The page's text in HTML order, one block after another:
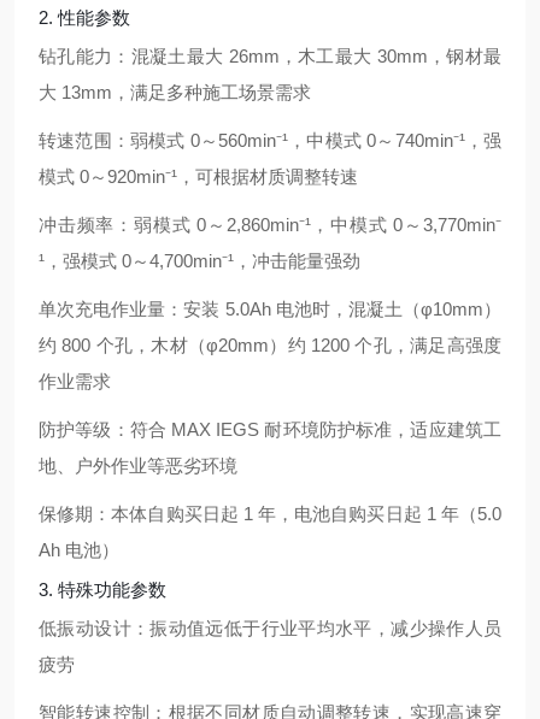
2. 性能参数
钻孔能力：混凝土最大 26mm，木工最大 30mm，钢材最
大 13mm，满足多种施工场景需求
转速范围：弱模式 0～560min⁻¹，中模式 0～740min⁻¹，强
模式 0～920min⁻¹，可根据材质调整转速
冲击频率：弱模式 0～2,860min⁻¹，中模式 0～3,770min⁻
¹，强模式 0～4,700min⁻¹，冲击能量强劲
单次充电作业量：安装 5.0Ah 电池时，混凝土（φ10mm）
约 800 个孔，木材（φ20mm）约 1200 个孔，满足高强度
作业需求
防护等级：符合 MAX IEGS 耐环境防护标准，适应建筑工
地、户外作业等恶劣环境
保修期：本体自购买日起 1 年，电池自购买日起 1 年（5.0
Ah 电池）
3. 特殊功能参数
低振动设计：振动值远低于行业平均水平，减少操作人员
疲劳
智能转速控制：根据不同材质自动调整转速，实现高速穿